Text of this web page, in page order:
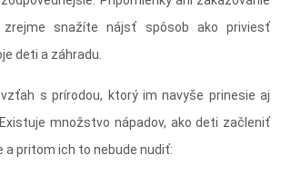
snažíte nájsť spôsob ako priviesť
deti a záhradu.
s prírodou, ktorý im navyše prinesie aj
množstvo nápadov, ako deti začleniť
a pritom ich to nebude nudiť: